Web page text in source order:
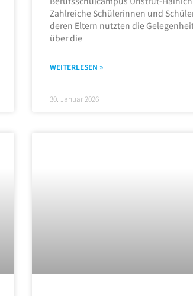
Zahlreiche Schülerinnen und
deren Eltern nutzten die
über die
WEITERLESEN »
30. Januar 2026